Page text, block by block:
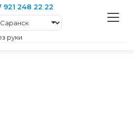
921 248 22 22
руки